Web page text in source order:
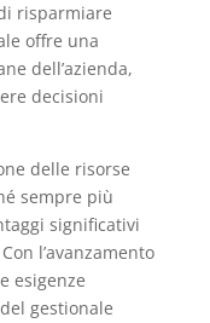
risparmiare
offre una
dell’azienda,
decisioni
delle risorse
sempre più
significativi
l’avanzamento
esigenze
gestionale